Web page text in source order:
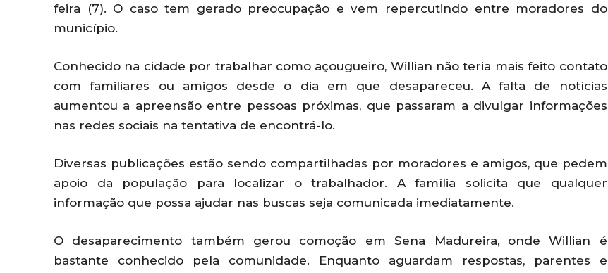
feira (7). O caso tem gerado preocupação e vem repercutindo entre moradores do
município.
Conhecido na cidade por trabalhar como açougueiro, Willian não teria mais feito contato
com familiares ou amigos desde o dia em que desapareceu. A falta de notícias
aumentou a apreensão entre pessoas próximas, que passaram a divulgar informações
nas redes sociais na tentativa de encontrá-lo.
Diversas publicações estão sendo compartilhadas por moradores e amigos, que pedem
apoio da população para localizar o trabalhador. A família solicita que qualquer
informação que possa ajudar nas buscas seja comunicada imediatamente.
O desaparecimento também gerou comoção em Sena Madureira, onde Willian é
bastante conhecido pela comunidade. Enquanto aguardam respostas, parentes e